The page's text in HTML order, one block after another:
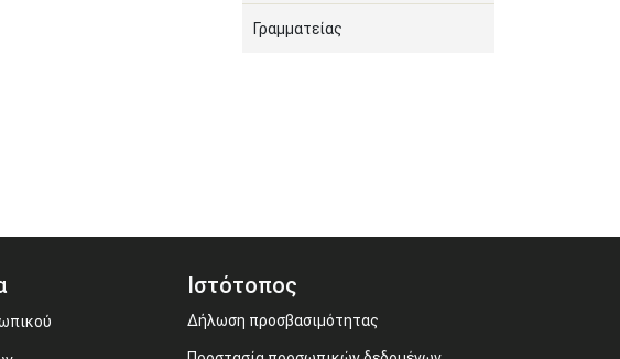
Γραμματείας
Ιστότοπος
Δήλωση προσβασιμότητας